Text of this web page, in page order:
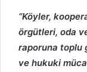
“Köyler,
örgütleri, oda
raporuna toplu
ve hukuki